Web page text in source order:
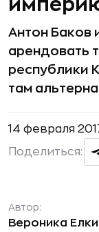
Антон Баков
арендовать
республики
там
14 февраля
Поделиться:
Автор:
Вероника